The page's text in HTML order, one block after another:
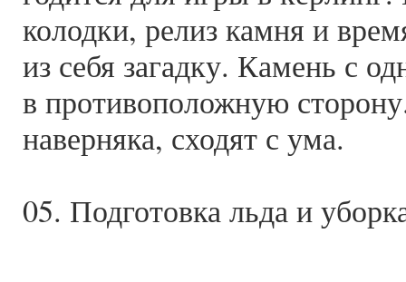
колодки, релиз камня и
из себя загадку. Камень с
в противоположную
наверняка, сходят с ума.
05. Подготовка льда и